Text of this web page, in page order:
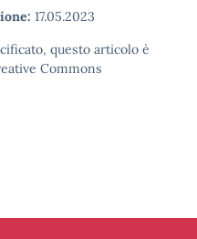
17.05.2023
questo articolo è
Commons